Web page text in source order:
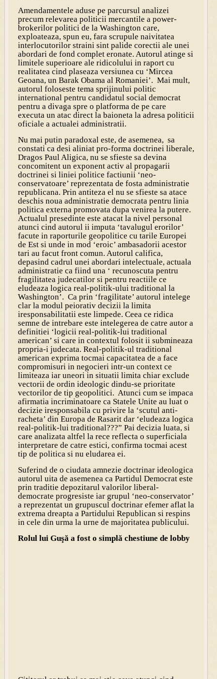
Amendamentele aduse pe parcursul analizei
precum relevarea politicii mercantile a power-
brokerilor politici de la Washington care,
exploateaza, spun eu, fara scrupule naivitatea
interlocutorilor straini sint palide corectii ale unei
abordari de fond complet eronate. Autorul atinge si
limitele superioare ale ridicolului in raport cu
realitatea cind plaseaza versiunea cu ‘Mircea
Geoana, un Barak Obama al Romaniei’. Mai mult,
autorul foloseste tema sprijinului politic
international pentru candidatul social democrat
pentru a divaga spre o platforma de pe care
executa un atac direct la baioneta la adresa politicii
oficiale a actualei administratii.
Nu mai putin paradoxal este, de asemenea, sa
constati ca desi aliniat pro-forma doctrinei liberale,
Dragos Paul Aligica, nu se sfieste sa devina
concomitent un exponent activ al propagarii
doctrinei si liniei politice factiunii ‘neo-
conservatoare’ reprezentata de fosta administratie
republicana. Prin antiteza el nu se sfieste sa atace
deschis noua administratie democrata pentru linia
politica externa promovata dupa venirea la putere.
Actualul presedinte este atacat la nivel personal
atunci cind autorul ii imputa ‘tavalugul erorilor’
facute in raporturile geopolitice cu tarile Europei
de Est si unde in mod ‘eroic’ ambasadorii acestor
tari au facut front comun. Autorul califica,
depasind cadrul unei abordari intelectuale, actuala
administratie ca fiind una ‘ recunoscuta pentru
fragilitatea judecatilor si pentru reactiile ce
eludeaza logica real-politik-ului traditional la
Washington’. Ca prin ‘fragilitate’ autorul intelege
clar la modul peiorativ decizii la limita
iresponsabilitatii este limpede. Ceea ce ridica
semne de intrebare este intelegerea de catre autor a
definitiei ‘logicii real-politik-lui traditional
american’ si care in contextul folosit ii submineaza
propria-i judecata. Real-politik-ul traditional
american exprima tocmai capacitatea de a face
compromisuri in negocieri intr-un context ce
limiteaza iar uneori in situatii limita chiar exclude
vectorii de ordin ideologic dindu-se prioritate
vectorilor de tip geopolitici. Atunci cum se impaca
afirmatia incriminatoare ca Statele Unite au luat o
decizie iresponsabila cu privire la ‘scutul anti-
racheta’ din Europa de Rasarit dar ‘eludeaza logica
real-politik-lui traditional???” Pai decizia luata, si
care analizata altfel la rece reflecta o superficiala
interpretare de catre estici, confirma tocmai acest
tip de politica si nu eludarea ei.
Suferind de o ciudata amnezie doctrinar ideologica
autorul uita de asemenea ca Partidul Democrat este
prin traditie depozitarul valorilor liberal-
democrate progresiste iar grupul ‘neo-conservator’
a reprezentat un grupuscul doctrinar efemer aflat la
extrema dreapta a Partidului Republican si respins
in cele din urma la urne de majoritatea publicului.
Rolul lui Guşă a fost o simplă chestiune de lobby